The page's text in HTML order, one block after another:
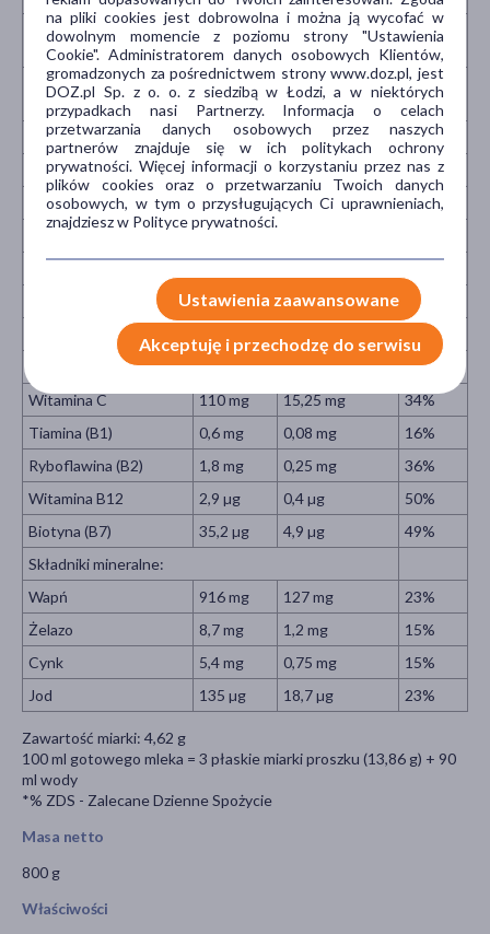
Kwasy tłuszczowe
jednonienasycone
10 g 1,4 g -
Kwasy tłuszczowe
wielonienasycone
4,7 g 0,7 g -
Węglowodany, w tym: 64 g 8,9 g
-
Cukry
46,6 g 6,4 g
-
Białko
7,3 g 1 g
-
Błonnik
2,4 g
18,6 µg 2,57 µg
37%
Witamina C
110 mg 15,25 mg
34%
Tiamina (B1)
0,6 mg 0,08 mg
16%
Ryboflawina (B2)
1,8 mg 0,25 mg
36%
Witamina B12
2,9 µg 0,4 µg
50%
Biotyna (B7)
35,2 µg 4,9 µg
49%
Składniki mineralne:
Wapń
916 mg 127 mg
23%
Żelazo
8,7 mg 1,2 mg
15%
Cynk
5,4 mg 0,75 mg
15%
Jod
135 µg 18,7 µg 23%
Zawartość miarki: 4,62 g
100 ml gotowego mleka = 3 płaskie miarki proszku (13,86 g) + 90
ml wody
*% ZDS - Zalecane Dzienne Spożycie
Masa netto
800 g
Właściwości
na pliki cookies jest dobrowolna i można ją wycofać w
dowolnym momencie z poziomu strony "Ustawienia
Cookie". Administratorem danych osobowych Klientów,
gromadzonych za pośrednictwem strony www.doz.pl, jest
DOZ.pl Sp. z o. o. z siedzibą w Łodzi, a w niektórych
przypadkach nasi Partnerzy. Informacja o celach
przetwarzania danych osobowych przez naszych
partnerów znajduje się w ich politykach ochrony
prywatności. Więcej informacji o korzystaniu przez nas z
plików cookies oraz o przetwarzaniu Twoich danych
osobowych, w tym o przysługujących Ci uprawnieniach,
znajdziesz w Polityce prywatności.
Ustawienia zaawansowane
Akceptuję i przechodzę do serwisu